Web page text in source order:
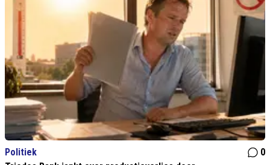
Politiek
0